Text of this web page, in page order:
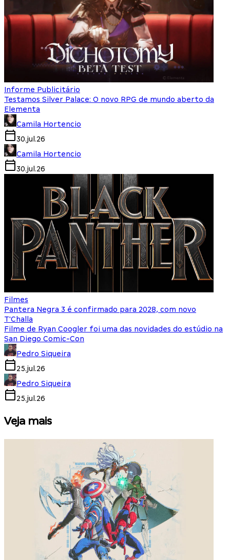
Informe Publicitário
Testamos Silver Palace: O novo RPG de mundo aberto da
Elementa
Camila Hortencio
30.jul.26
Camila Hortencio
30.jul.26
Filmes
Pantera Negra 3 é confirmado para 2028, com novo
T'Challa
Filme de Ryan Coogler foi uma das novidades do estúdio na
San Diego Comic-Con
Pedro Siqueira
25.jul.26
Pedro Siqueira
25.jul.26
Veja mais